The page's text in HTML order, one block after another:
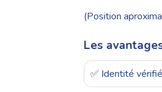
(Position
Les
✅ Identité